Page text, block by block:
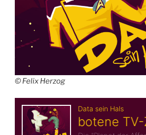
© Felix Herzog